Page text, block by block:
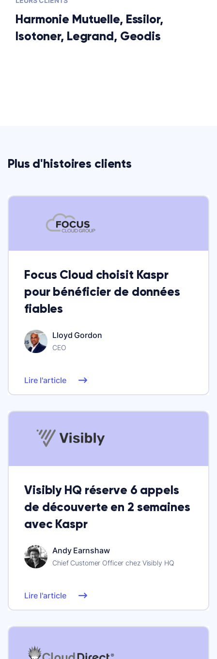
Harmonie Mutuelle, Essilor,
Isotoner, Legrand, Geodis
Plus d'histoires clients
Focus Cloud choisit Kaspr
pour bénéficier de données
fiables
Lloyd Gordon
CEO
Lire l'article
Visibly HQ réserve 6 appels
de découverte en 2 semaines
avec Kaspr
Andy Earnshaw
Chief Customer Officer chez Visibly HQ
Lire l'article